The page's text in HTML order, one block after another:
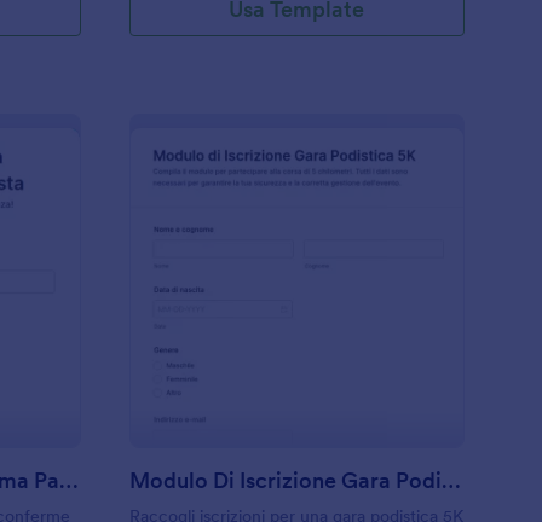
Usa Template
Modulo Online Di Conferma Partecipazione Alla Festa Modulo Di Iscrizione Gara Podistica 5K
Raccogli iscrizioni per una gara podistica 5K